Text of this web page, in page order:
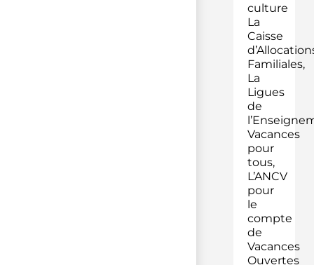
culture
La
Caisse
Familiales,
La
Ligues
de
Vacances
pour
tous,
L’ANCV
pour
le
compte
de
Vacances
Ouvertes